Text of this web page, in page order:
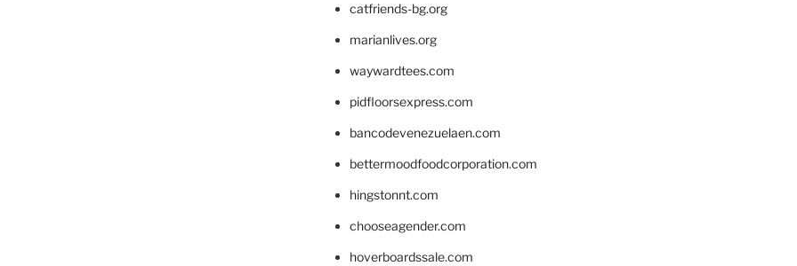
catfriends-bg.org
marianlives.org
waywardtees.com
pidfloorsexpress.com
bancodevenezuelaen.com
bettermoodfoodcorporation.com
hingstonnt.com
chooseagender.com
hoverboardssale.com